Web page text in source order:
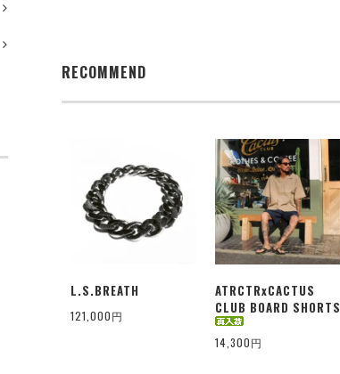
RECOMMEND
L.S.BREATH
121,000円
ATRCTRxCACTUS
CLUB BOARD SHORTS
14,300円